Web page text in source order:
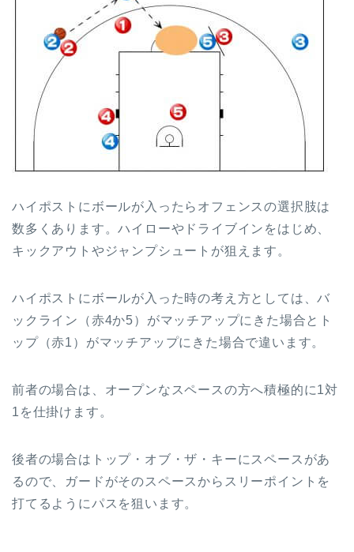
ハイポストにボールが入ったらオフェンスの選択肢は
数多くあります。ハイローやドライブインをはじめ、
キックアウトやジャンプシュートが狙えます。
ハイポストにボールが入った時の考え方としては、バ
ックライン（赤4か5）がマッチアップにきた場合とト
ップ（赤1）がマッチアップにきた場合で違います。
前者の場合は、オープンなスペースの方へ積極的に1対
1を仕掛けます。
後者の場合はトップ・オブ・ザ・キーにスペースがあ
るので、ガードがそのスペースからスリーポイントを
打てるようにパスを狙います。